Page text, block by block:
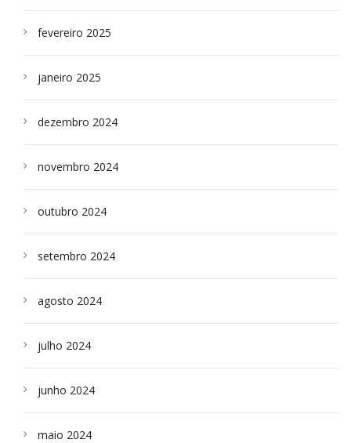
fevereiro 2025
janeiro 2025
dezembro 2024
novembro 2024
outubro 2024
setembro 2024
agosto 2024
julho 2024
junho 2024
maio 2024